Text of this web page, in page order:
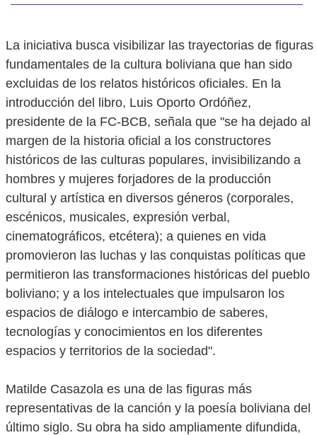
La iniciativa busca visibilizar las trayectorias de figuras
fundamentales de la cultura boliviana que han sido
excluidas de los relatos históricos oficiales. En la
introducción del libro, Luis Oporto Ordóñez,
presidente de la FC-BCB, señala que "se ha dejado al
margen de la historia oficial a los constructores
históricos de las culturas populares, invisibilizando a
hombres y mujeres forjadores de la producción
cultural y artística en diversos géneros (corporales,
escénicos, musicales, expresión verbal,
cinematográficos, etcétera); a quienes en vida
promovieron las luchas y las conquistas políticas que
permitieron las transformaciones históricas del pueblo
boliviano; y a los intelectuales que impulsaron los
espacios de diálogo e intercambio de saberes,
tecnologías y conocimientos en los diferentes
espacios y territorios de la sociedad".
Matilde Casazola es una de las figuras más
representativas de la canción y la poesía boliviana del
último siglo. Su obra ha sido ampliamente difundida,